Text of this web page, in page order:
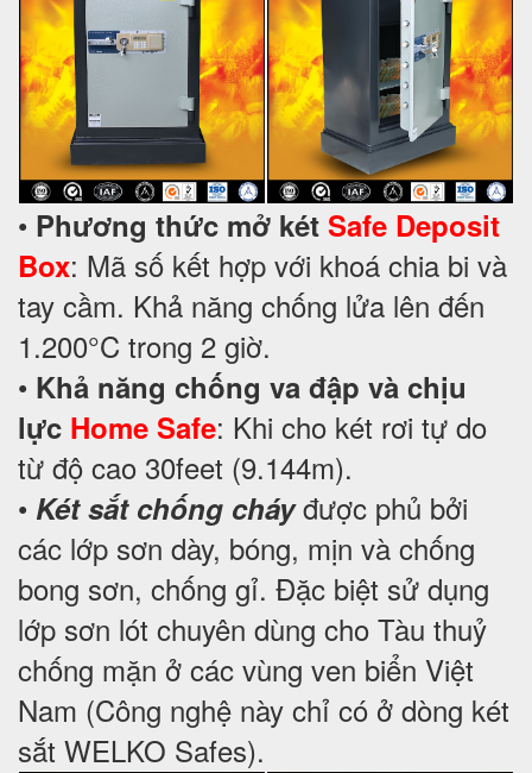
• Phương thức mở két Safe Deposit
Box: Mã số kết hợp với khoá chia bi và
tay cầm. Khả năng chống lửa lên đến
1.200°C trong 2 giờ.
• Khả năng chống va đập và chịu
lực Home Safe: Khi cho két rơi tự do
từ độ cao 30feet (9.144m).
• Két sắt chống cháyđược phủ bởi
các lớp sơn dày, bóng, mịn và chống
bong sơn, chống gỉ. Đặc biệt sử dụng
lớp sơn lót chuyên dùng cho Tàu thuỷ
chống mặn ở các vùng ven biển Việt
Nam (Công nghệ này chỉ có ở dòng két
sắt WELKO Safes).